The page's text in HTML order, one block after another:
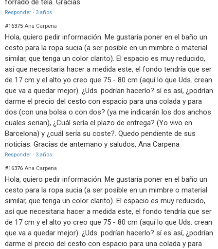
Responder · 3 años
#16375 Ana Carpena
Hola, quiero pedir información. Me gustaría poner en el baño un
cesto para la ropa sucia (a ser posible en un mimbre o material
similar, que tenga un color clarito). El espacio es muy reducido,
así que necesitaria hacer a medida este, el fondo tendría que ser
de 17 cm y el alto yo creo que 75 - 80 cm (aquí lo que Uds. crean
que va a quedar mejor). ¿Uds. podrían hacerlo? sí es así, ¿podrían
darme el precio del cesto con espacio para una colada y para
dos (con una bolsa o con dos? (ya me indicarán los dos anchos
cuales serian), ¿Cuál sería el plazo de entrega? (Yo vivo en
Barcelona) y ¿cuál sería su coste?. Quedo pendiente de sus
noticias. Gracias de antemano y saludos, Ana Carpena
Responder · 3 años
#16376 Ana Carpena
Hola, quiero pedir información. Me gustaría poner en el baño un
cesto para la ropa sucia (a ser posible en un mimbre o material
similar, que tenga un color clarito). El espacio es muy reducido,
así que necesitaria hacer a medida este, el fondo tendría que ser
de 17 cm y el alto yo creo que 75 - 80 cm (aquí lo que Uds. crean
que va a quedar mejor). ¿Uds. podrían hacerlo? sí es así, ¿podrían
darme el precio del cesto con espacio para una colada y para